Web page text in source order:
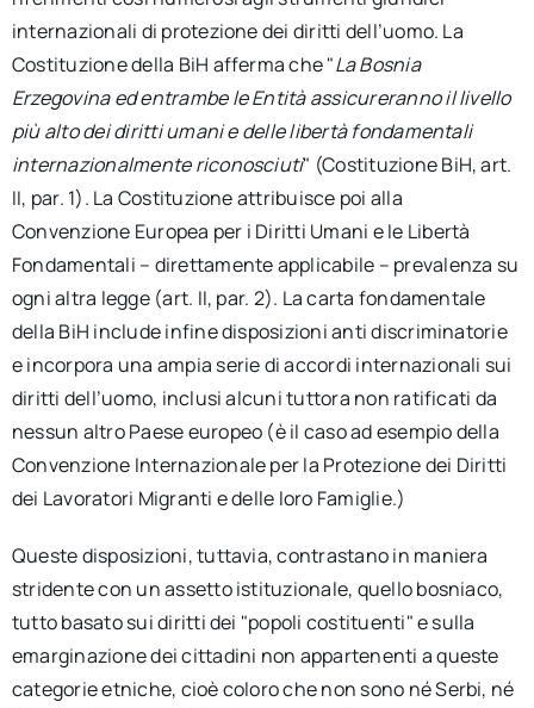
internazionali di protezione dei diritti dell’uomo. La
Costituzione della BiH afferma che "La Bosnia
Erzegovina ed entrambe le Entità assicureranno il livello
più alto dei diritti umani e delle libertà fondamentali
internazionalmente riconosciuti" (Costituzione BiH, art.
II, par. 1). La Costituzione attribuisce poi alla
Convenzione Europea per i Diritti Umani e le Libertà
Fondamentali – direttamente applicabile – prevalenza su
ogni altra legge (art. II, par. 2). La carta fondamentale
della BiH include infine disposizioni anti discriminatorie
e incorpora una ampia serie di accordi internazionali sui
diritti dell’uomo, inclusi alcuni tuttora non ratificati da
nessun altro Paese europeo (è il caso ad esempio della
Convenzione Internazionale per la Protezione dei Diritti
dei Lavoratori Migranti e delle loro Famiglie.)
Queste disposizioni, tuttavia, contrastano in maniera
stridente con un assetto istituzionale, quello bosniaco,
tutto basato sui diritti dei "popoli costituenti" e sulla
emarginazione dei cittadini non appartenenti a queste
categorie etniche, cioè coloro che non sono né Serbi, né